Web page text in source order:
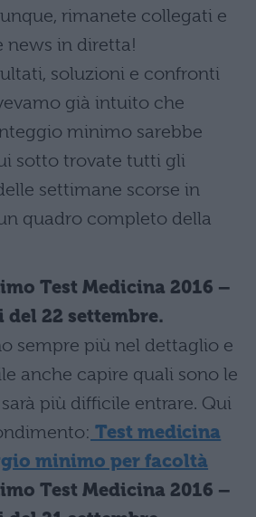
rimanete collegati e
news in diretta!
soluzioni e confronti
già intuito che
minimo sarebbe
sotto trovate tutti gli
settimane scorse in
quadro completo della
Test Medicina 2016 –
22 settembre.
sempre più nel dettaglio e
anche capire quali sono le
più difficile entrare. Qui
Test medicina
minimo per facoltà
Test Medicina 2016 –